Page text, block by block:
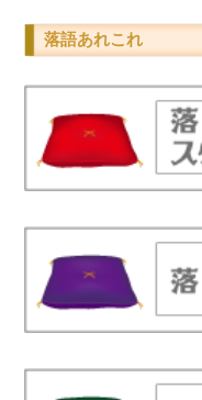
落語あれこれ